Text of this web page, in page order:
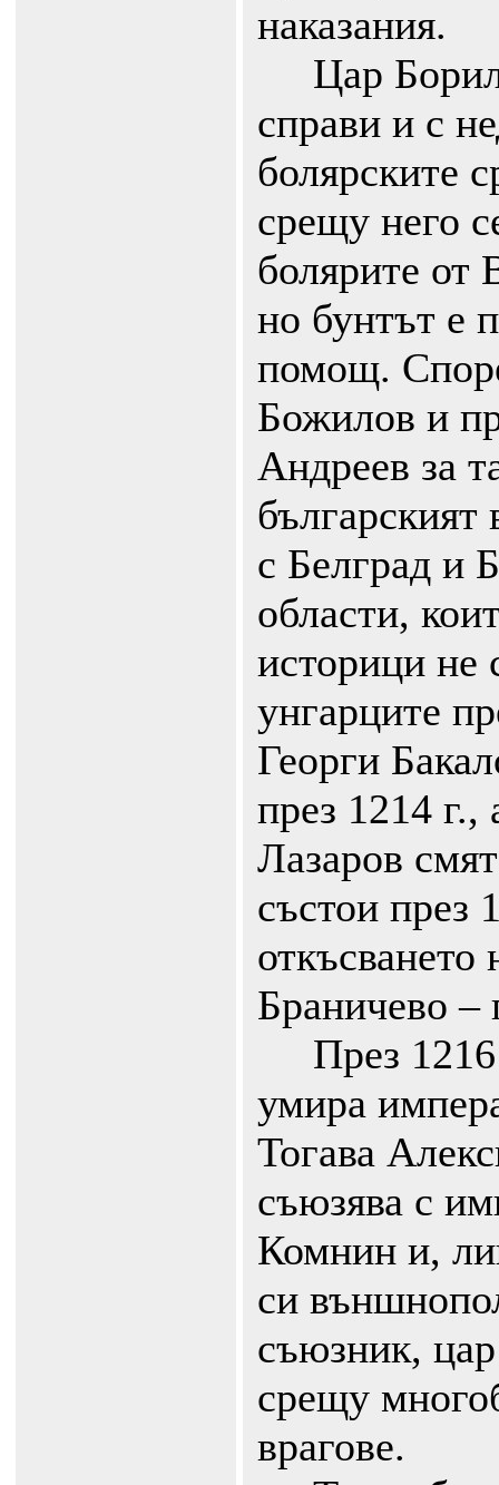
наказания.
Цар Борил
справи и с
болярските
срещу него
болярите от
но бунтът е
помощ.
Божилов и
Андреев за
българският
с Белград и
области,
историци не
унгарците
Георги
през 1214
Лазаров
състои през
откъсването
Браничево –
През 1216
умира
Тогава
съюзява с
Комнин и,
си
съюзник,
срещу
врагове.